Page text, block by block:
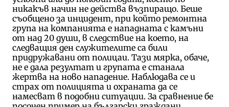
никакъв начин не действа възпиращо. Беше
съобщено за инцидент, при който ремонтна
група на компанията е нападната с камъни
от над 20 души, в следствие на което, на
следващия ден служителите са били
придружавани от полицаи. Тази мярка, обаче,
не е дала резултат и групата е станала
жертва на ново нападение. Наблюдава се и
страх от полицията и охраната да се
намесват в подобни ситуации. За сравнение бе